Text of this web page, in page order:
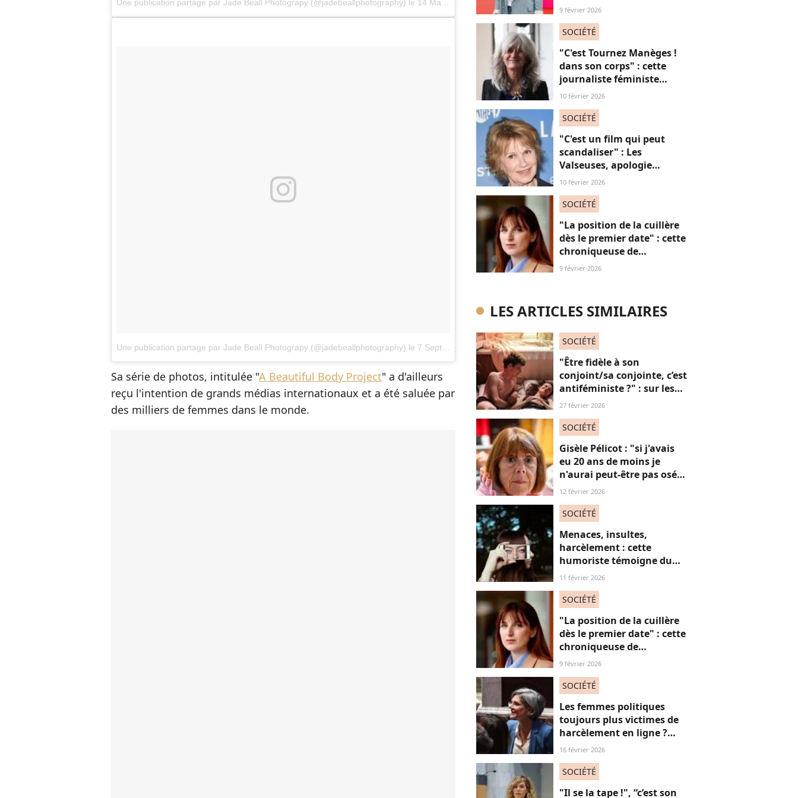
Une publication partage par Jade Beall Photograpy (@jadebeallphotography) le 14 Mai 2017 8h53 PDT
Une publication partage par Jade Beall Photograpy (@jadebeallphotography) le 7 Sept. 2017 20h16 PDT
Sa série de photos, intitulée "A Beautiful Body Project" a d'ailleurs
reçu l'intention de grands médias internationaux et a été saluée par
des milliers de femmes dans le monde.
plus "red flags" des mecs
9 février 2026
SOCIÉTÉ
"C'est Tournez Manèges !
dans son corps" : cette
journaliste féministe
défend ses cheveux blancs
10 février 2026
SOCIÉTÉ
"C'est un film qui peut
scandaliser" : Les
Valseuses, apologie
"mascu" ? Cette actrice
10 février 2026
SOCIÉTÉ
"La position de la cuillère
dès le premier date" : cette
chroniqueuse de
Quotidien s'amuse de
9 février 2026
LES ARTICLES SIMILAIRES
SOCIÉTÉ
"Être fidèle à son
conjoint/sa conjointe, c’est
antiféministe ?" : sur les
réseaux sociaux, cette
27 février 2026
SOCIÉTÉ
Gisèle Pélicot : "si j'avais
eu 20 ans de moins je
n'aurai peut-être pas osé
refuser le huis-clos"
12 février 2026
SOCIÉTÉ
Menaces, insultes,
harcèlement : cette
humoriste témoigne du
sort des femmes sur les
11 février 2026
SOCIÉTÉ
"La position de la cuillère
dès le premier date" : cette
chroniqueuse de
Quotidien s'amuse de
absolument jubilatoire
9 février 2026
SOCIÉTÉ
Les femmes politiques
toujours plus victimes de
harcèlement en ligne ?
Une étude interroge ce
16 février 2026
SOCIÉTÉ
"Il se la tape !", “c’est son